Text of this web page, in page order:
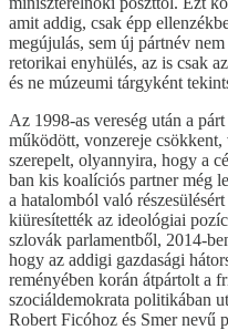
amit addig, csak épp
megújulás, sem új pártnév
retorikai enyhülés, az is csak
és ne múzeumi tárgyként
Az 1998-as vereség után a
működött, vonzereje csökkent,
szerepelt, olyannyira, hogy a
ban kis koalíciós partner még
a hatalomból való
kiüresítették az ideológiai
szlovák parlamentből, 2014-
hogy az addigi gazdasági
reményében korán átpártolt a
szociáldemokrata politikában
Robert Ficóhoz és Smer nevű